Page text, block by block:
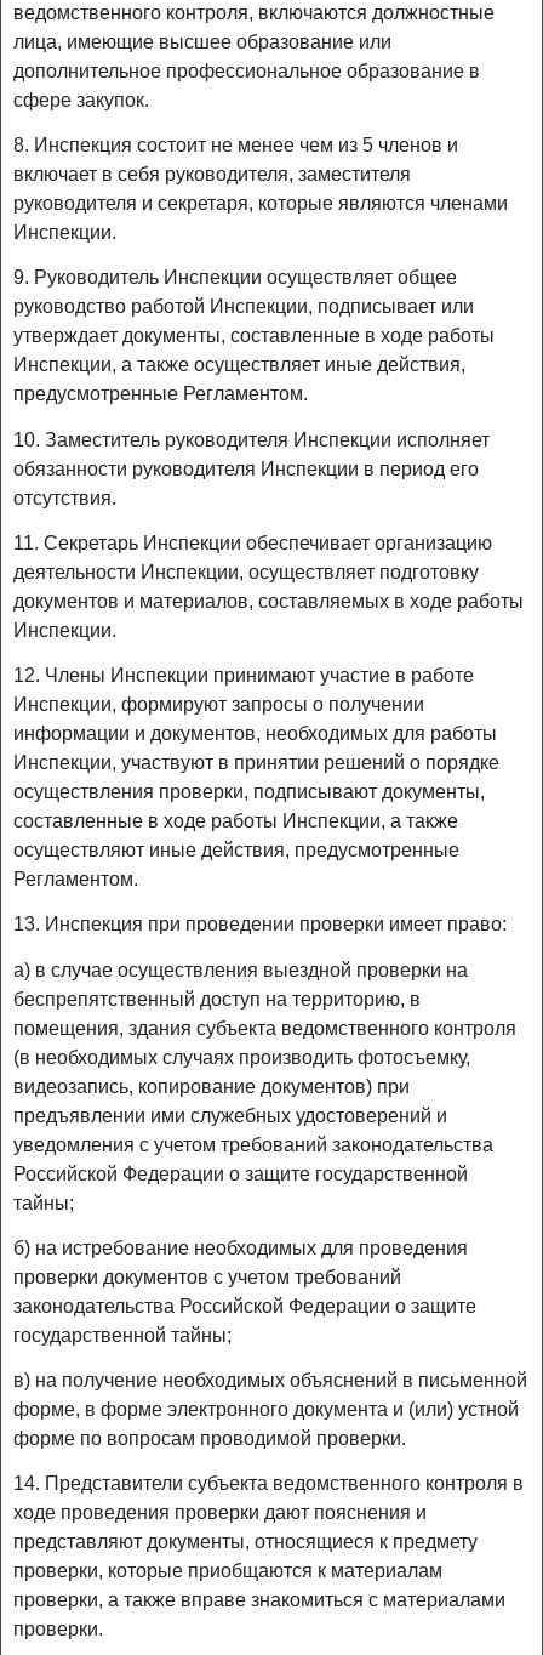
ведомственного контроля, включаются должностные
лица, имеющие высшее образование или
дополнительное профессиональное образование в
сфере закупок.
8. Инспекция состоит не менее чем из 5 членов и
включает в себя руководителя, заместителя
руководителя и секретаря, которые являются членами
Инспекции.
9. Руководитель Инспекции осуществляет общее
руководство работой Инспекции, подписывает или
утверждает документы, составленные в ходе работы
Инспекции, а также осуществляет иные действия,
предусмотренные Регламентом.
10. Заместитель руководителя Инспекции исполняет
обязанности руководителя Инспекции в период его
отсутствия.
11. Секретарь Инспекции обеспечивает организацию
деятельности Инспекции, осуществляет подготовку
документов и материалов, составляемых в ходе работы
Инспекции.
12. Члены Инспекции принимают участие в работе
Инспекции, формируют запросы о получении
информации и документов, необходимых для работы
Инспекции, участвуют в принятии решений о порядке
осуществления проверки, подписывают документы,
составленные в ходе работы Инспекции, а также
осуществляют иные действия, предусмотренные
Регламентом.
13. Инспекция при проведении проверки имеет право:
а) в случае осуществления выездной проверки на
беспрепятственный доступ на территорию, в
помещения, здания субъекта ведомственного контроля
(в необходимых случаях производить фотосъемку,
видеозапись, копирование документов) при
предъявлении ими служебных удостоверений и
уведомления с учетом требований законодательства
Российской Федерации о защите государственной
тайны;
б) на истребование необходимых для проведения
проверки документов с учетом требований
законодательства Российской Федерации о защите
государственной тайны;
в) на получение необходимых объяснений в письменной
форме, в форме электронного документа и (или) устной
форме по вопросам проводимой проверки.
14. Представители субъекта ведомственного контроля в
ходе проведения проверки дают пояснения и
представляют документы, относящиеся к предмету
проверки, которые приобщаются к материалам
проверки, а также вправе знакомиться с материалами
проверки.